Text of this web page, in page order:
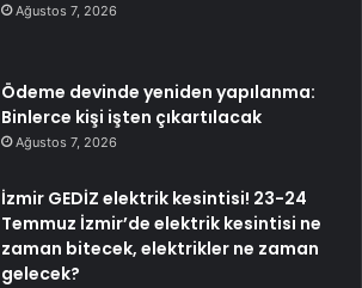
Ağustos 7, 2026
Ödeme devinde yeniden yapılanma:
Binlerce kişi işten çıkartılacak
Ağustos 7, 2026
İzmir GEDİZ elektrik kesintisi! 23-24
Temmuz İzmir’de elektrik kesintisi ne
zaman bitecek, elektrikler ne zaman
gelecek?